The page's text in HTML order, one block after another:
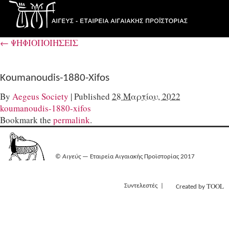
← ΨΗΦΙΟΠΟΙΗΣΕΙΣ
Koumanoudis-1880-Xifos
By Aegeus Society |Published 28 Μαρτίου, 2022
koumanoudis-1880-xifos
Bookmark the permalink.
©Αιγεύς— Εταιρεία Αιγαιακής Προϊστορίας 2017
Συντελεστές Created by TOOL